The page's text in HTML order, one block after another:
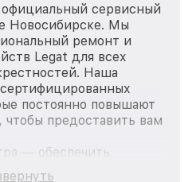
сервисный
Новосибирске. Мы
ремонт и
Legat для всех
Наша
постоянно повышают
предоставить вам
— обеспечить
ремонт для